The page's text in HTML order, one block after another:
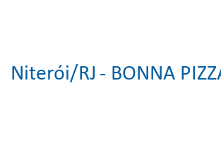
Niterói/RJ - BONNA